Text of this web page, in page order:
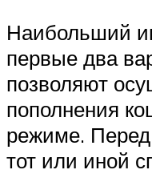
Наибольший
первые два
позволяют
пополнения
режиме.
тот или иной